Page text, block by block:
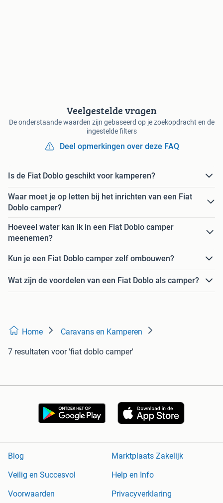
Veelgestelde vragen
De onderstaande waarden zijn gebaseerd op je zoekopdracht en de
ingestelde filters
Deel opmerkingen over deze FAQ
Is de Fiat Doblo geschikt voor kamperen?
Waar moet je op letten bij het inrichten van een Fiat
Doblo camper?
Hoeveel water kan ik in een Fiat Doblo camper
meenemen?
Kun je een Fiat Doblo camper zelf ombouwen?
Wat zijn de voordelen van een Fiat Doblo als camper?
Home Caravans en Kamperen
7 resultaten voor 'fiat doblo camper'
Blog
Marktplaats Zakelijk
Veilig en Succesvol
Help en Info
Voorwaarden
Privacyverklaring